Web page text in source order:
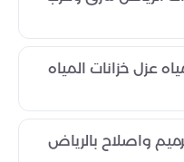
عزل خزانات المياه
واصلاح بالرياض